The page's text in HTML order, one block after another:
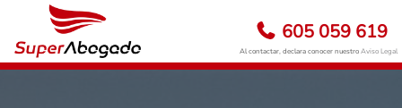
605 059 619
Al contactar, declara conocer nuestroAviso Legal